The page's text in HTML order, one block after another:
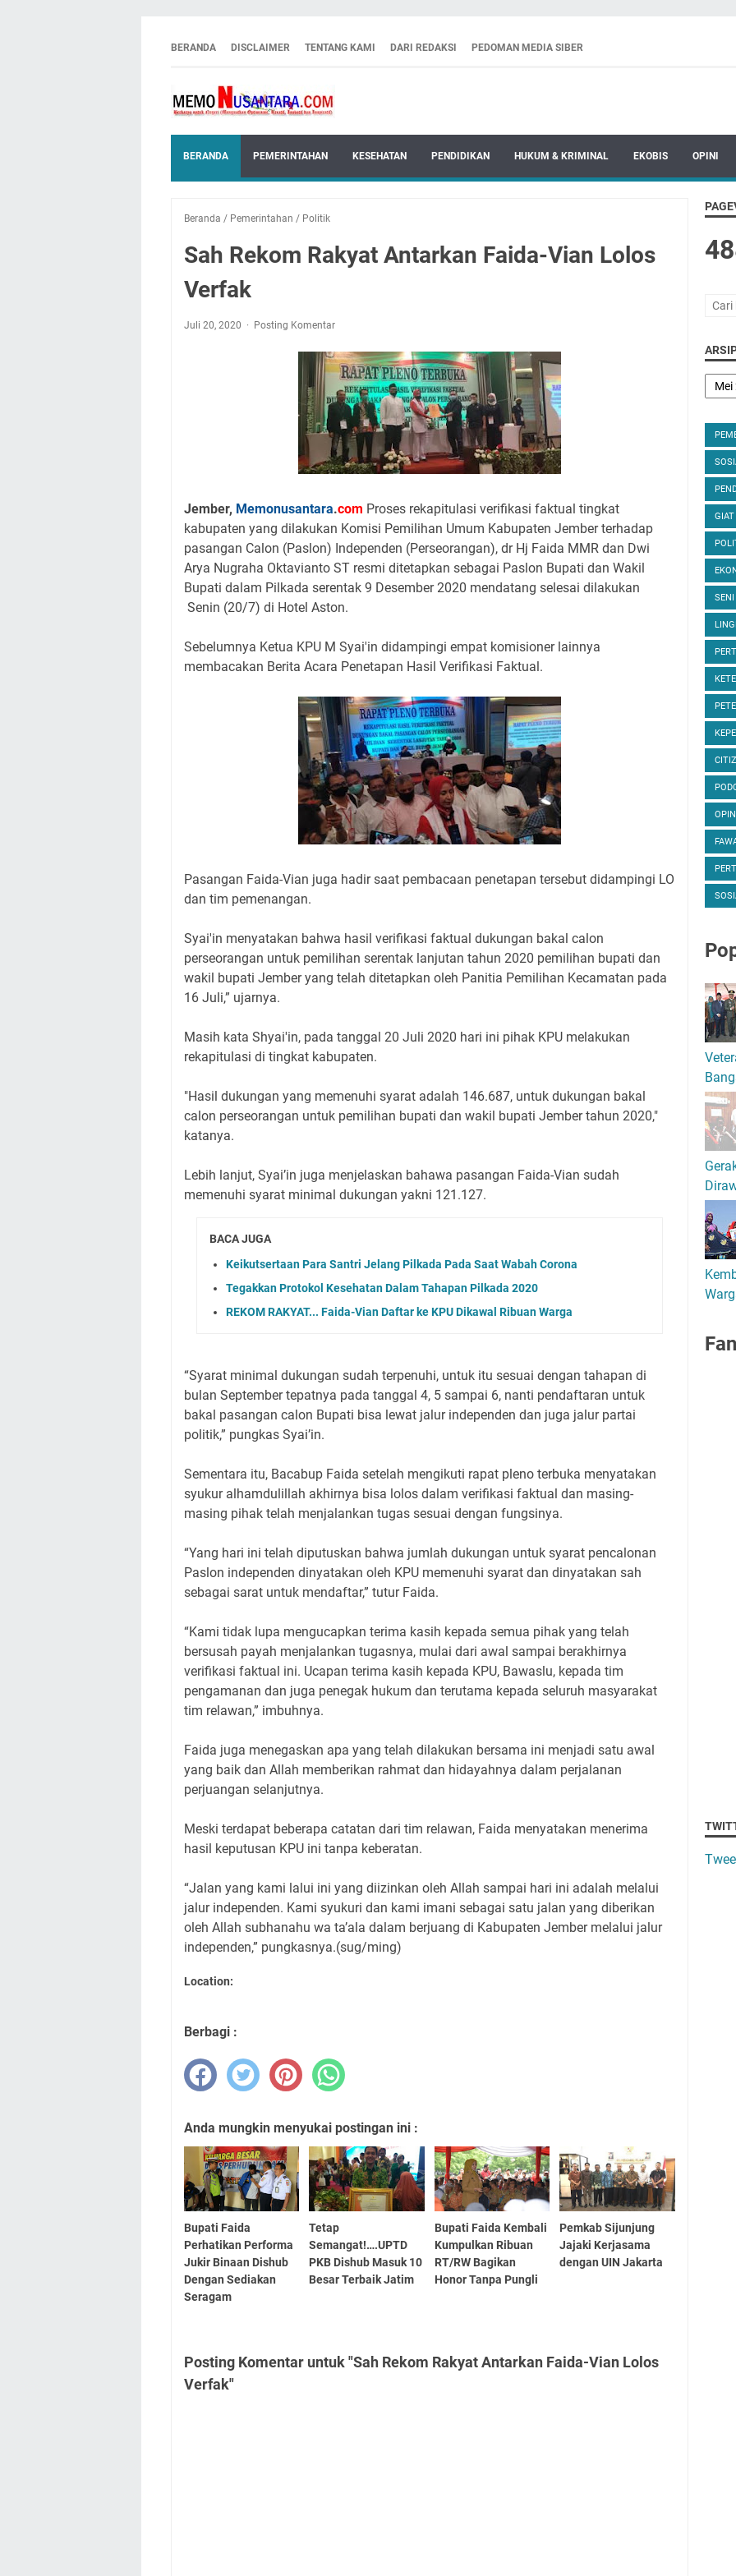
BERANDA DISCLAIMER TENTANG KAMI DARI REDAKSI PEDOMAN MEDIA SIBER
BERANDA PEMERINTAHAN KESEHATAN PENDIDIKAN HUKUM & KRIMINAL EKOBIS OPINI
Beranda / Pemerintahan / Politik
Sah Rekom Rakyat Antarkan Faida-Vian Lolos
Verfak
Juli 20, 2020 Posting Komentar
Jember, Memonusantara.com Proses rekapitulasi verifikasi faktual tingkat
kabupaten yang dilakukan Komisi Pemilihan Umum Kabupaten Jember terhadap
pasangan Calon (Paslon) Independen (Perseorangan), dr Hj Faida MMR dan Dwi
Arya Nugraha Oktavianto ST resmi ditetapkan sebagai Paslon Bupati dan Wakil
Bupati dalam Pilkada serentak 9 Desember 2020 mendatang selesai dilakukan
Senin (20/7) di Hotel Aston.
Sebelumnya Ketua KPU M Syai'in didampingi empat komisioner lainnya
membacakan Berita Acara Penetapan Hasil Verifikasi Faktual.
Pasangan Faida-Vian juga hadir saat pembacaan penetapan tersebut didampingi LO
dan tim pemenangan.
Syai'in menyatakan bahwa hasil verifikasi faktual dukungan bakal calon
perseorangan untuk pemilihan serentak lanjutan tahun 2020 pemilihan bupati dan
wakil bupati Jember yang telah ditetapkan oleh Panitia Pemilihan Kecamatan pada
16 Juli,” ujarnya.
Masih kata Shyai'in, pada tanggal 20 Juli 2020 hari ini pihak KPU melakukan
rekapitulasi di tingkat kabupaten.
"Hasil dukungan yang memenuhi syarat adalah 146.687, untuk dukungan bakal
calon perseorangan untuk pemilihan bupati dan wakil bupati Jember tahun 2020,"
katanya.
Lebih lanjut, Syai’in juga menjelaskan bahawa pasangan Faida-Vian sudah
memenuhi syarat minimal dukungan yakni 121.127.
BACA JUGA
Keikutsertaan Para Santri Jelang Pilkada Pada Saat Wabah Corona
Tegakkan Protokol Kesehatan Dalam Tahapan Pilkada 2020
REKOM RAKYAT... Faida-Vian Daftar ke KPU Dikawal Ribuan Warga
“Syarat minimal dukungan sudah terpenuhi, untuk itu sesuai dengan tahapan di
bulan September tepatnya pada tanggal 4, 5 sampai 6, nanti pendaftaran untuk
bakal pasangan calon Bupati bisa lewat jalur independen dan juga jalur partai
politik,” pungkas Syai’in.
Sementara itu, Bacabup Faida setelah mengikuti rapat pleno terbuka menyatakan
syukur alhamdulillah akhirnya bisa lolos dalam verifikasi faktual dan masing-
masing pihak telah menjalankan tugas sesuai dengan fungsinya.
“Yang hari ini telah diputuskan bahwa jumlah dukungan untuk syarat pencalonan
Paslon independen dinyatakan oleh KPU memenuhi syarat dan dinyatakan sah
sebagai sarat untuk mendaftar,” tutur Faida.
“Kami tidak lupa mengucapkan terima kasih kepada semua pihak yang telah
bersusah payah menjalankan tugasnya, mulai dari awal sampai berakhirnya
verifikasi faktual ini. Ucapan terima kasih kepada KPU, Bawaslu, kepada tim
pengamanan dan juga penegak hukum dan terutama kepada seluruh masyarakat
tim relawan,” imbuhnya.
Faida juga menegaskan apa yang telah dilakukan bersama ini menjadi satu awal
yang baik dan Allah memberikan rahmat dan hidayahnya dalam perjalanan
perjuangan selanjutnya.
Meski terdapat beberapa catatan dari tim relawan, Faida menyatakan menerima
hasil keputusan KPU ini tanpa keberatan.
“Jalan yang kami lalui ini yang diizinkan oleh Allah sampai hari ini adalah melalui
jalur independen. Kami syukuri dan kami imani sebagai satu jalan yang diberikan
oleh Allah subhanahu wa ta’ala dalam berjuang di Kabupaten Jember melalui jalur
independen,” pungkasnya.(sug/ming)
Location:
Berbagi :
Anda mungkin menyukai postingan ini :
Bupati Faida
Perhatikan Performa
Jukir Binaan Dishub
Dengan Sediakan
Seragam
Tetap
Semangat!….UPTD
PKB Dishub Masuk 10
Besar Terbaik Jatim
Bupati Faida Kembali
Kumpulkan Ribuan
RT/RW Bagikan
Honor Tanpa Pungli
Pemkab Sijunjung
Jajaki Kerjasama
dengan UIN Jakarta
Posting Komentar untuk "Sah Rekom Rakyat Antarkan Faida-Vian Lolos
Verfak"
SENI